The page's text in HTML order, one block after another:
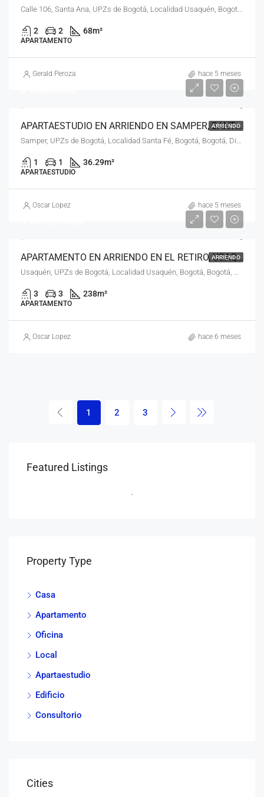
Calle 106, Santa Ana, UPZs de Bogotá, Localidad Usaquén, Bogotá, Bogotá, Distrito Capital, RAP (Especial) Central, 110111, Colombia
2 2 68m²
APARTAMENTO
Gerald Peroza hace 5 meses
ARRIENDO
APARTAESTUDIO EN ARRIENDO EN SAMPER, SANTA FE, BOGOTÁ, D.C. – (968)
Samper, UPZs de Bogotá, Localidad Santa Fé, Bogotá, Bogotá, Distrito Capital, RAP (Especial) Central, Colombia
1 1 36.29m²
APARTAESTUDIO
Oscar Lopez hace 5 meses
ARRIENDOAPARTAMENTO EN ARRIENDO EN EL RETIRO, USAQUÉN, BOGOTÁ, D.C. – (970)
Usaquén, UPZs de Bogotá, Localidad Usaquén, Bogotá, Bogotá, Distrito Capital, RAP (Especial) Central, 110111, Colombia
3 3 238m²
APARTAMENTO
Oscar Lopez hace 6 meses
1 2 3
Featured Listings
Property Type
Casa
Apartamento
Oficina
Local
Apartaestudio
Edificio
Consultorio
Cities